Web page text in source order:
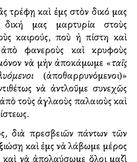
τρέφῃ καὶ ἐμᾶς στὸν δικό μας
μας μαρτυρία στοὺς
καιρούς, ποὺ ἡ πίστη καὶ
ἀπὸ φανεροὺς καὶ κρυφοὺς
νὰ μὴν ἀποκάμωμε «ταῖς
(ἀποθαρρυνόμενοι)»
νὰ ἀντλοῦμε συνεχῶς
τοὺς ἀγλαοὺς παλαιοὺς καὶ
διὰ πρεσβειῶν πάντων τῶν
καὶ ἐμᾶς νὰ λάβωμε μέρος
καὶ νὰ ἀπολαύσωμε ὅλοι μαζὶ